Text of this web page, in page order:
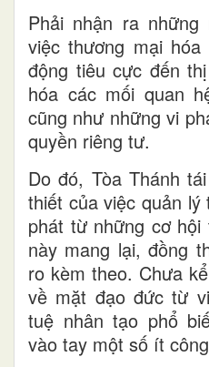
Phải nhận ra
việc thương mại
động tiêu cực đến
hóa các mối quan
cũng như những vi
quyền riêng tư.
Do đó, Tòa Thánh
thiết của việc quản
phát từ những cơ
này mang lại, đồng
ro kèm theo. Chưa
về mặt đạo đức từ
tuệ nhân tạo phổ
vào tay một số ít